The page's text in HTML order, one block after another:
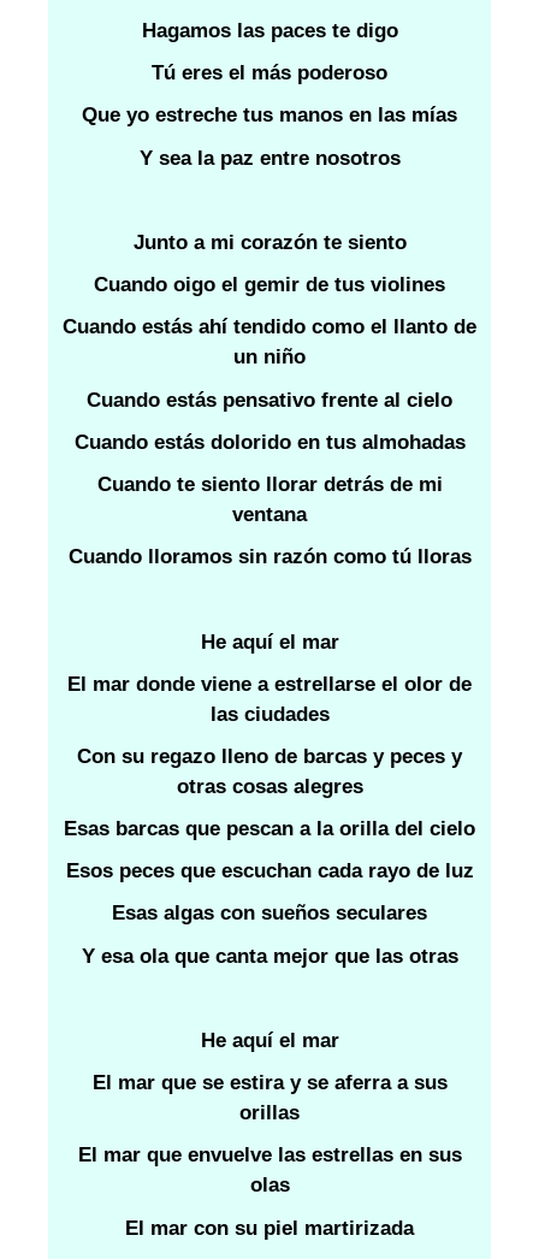
Hagamos las paces te digo
Tú eres el más poderoso
Que yo estreche tus manos en las mías
Y sea la paz entre nosotros
Junto a mi corazón te siento
Cuando oigo el gemir de tus violines
Cuando estás ahí tendido como el llanto de
un niño
Cuando estás pensativo frente al cielo
Cuando estás dolorido en tus almohadas
Cuando te siento llorar detrás de mi
ventana
Cuando lloramos sin razón como tú lloras
He aquí el mar
El mar donde viene a estrellarse el olor de
las ciudades
Con su regazo lleno de barcas y peces y
otras cosas alegres
Esas barcas que pescan a la orilla del cielo
Esos peces que escuchan cada rayo de luz
Esas algas con sueños seculares
Y esa ola que canta mejor que las otras
He aquí el mar
El mar que se estira y se aferra a sus
orillas
El mar que envuelve las estrellas en sus
olas
El mar con su piel martirizada